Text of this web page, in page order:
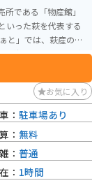
である「物産館」
いった萩を代表する
の海の幸・山の幸が
ん茶屋 橙々亭」とい
ーナーもあります。
した行程を示す地図
。建物の前には、
銅像が立ち並びます。
お気に入り
： 駐車場あり
： 無料
： 普通
： 1時間